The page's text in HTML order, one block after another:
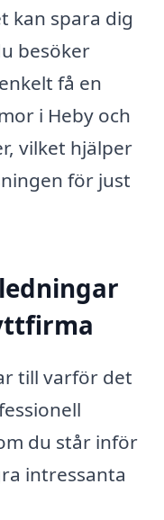
kan spara dig
besöker
få en
i Heby och
vilket hjälper
för just
till varför det
du står inför
intressanta